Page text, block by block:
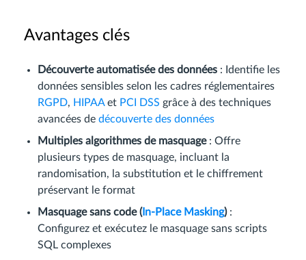
Avantages clés
Découverte automatisée des données : Identifie les
données sensibles selon les cadres réglementaires
RGPD, HIPAAet PCI DSS grâce à des techniques
avancées de découverte des données
Multiples algorithmes de masquage: Offre
plusieurs types de masquage, incluant la
randomisation, la substitution et le chiffrement
préservant le format
Masquage sans code ( In-Place Masking):
Configurez et exécutez le masquage sans scripts
SQL complexes